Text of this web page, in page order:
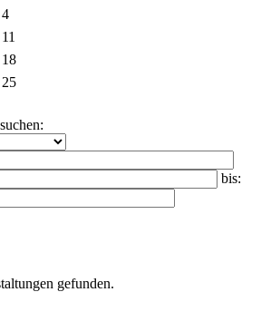
4
11
18
25
bis:
gefunden.